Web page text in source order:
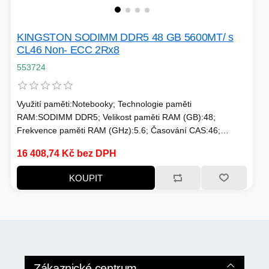
MINI-PC
PROCESORY - AMD
MS COPILOT
TISKOVÁ MÉDIA
KOMERČNÍ PANELY
PRODLUŽOVACÍ PŘÍVOD
IP KAMERY
LEDNIČKY
KINGSTON SODIMM DDR5 48 GB 5600MT/ s
CL46 Non- ECC 2Rx8
553724
Využití paměti:Notebooky; Technologie paměti
RAM:SODIMM DDR5; Velikost paměti RAM (GB):48;
Frekvence paměti RAM (GHz):5.6; Časování CAS:46;
16 408,74 Kč bez DPH
KOUPIT